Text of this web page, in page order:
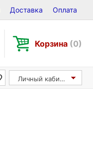
Доставка Оплата
Корзина (0)
Личный кабинет